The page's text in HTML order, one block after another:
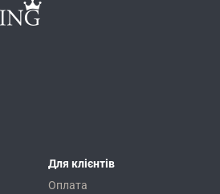
Для клієнтів
Оплата